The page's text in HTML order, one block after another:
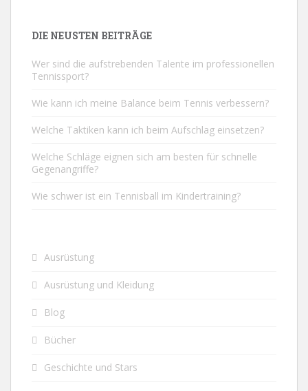
DIE NEUSTEN BEITRÄGE
Wer sind die aufstrebenden Talente im professionellen
Tennissport?
Wie kann ich meine Balance beim Tennis verbessern?
Welche Taktiken kann ich beim Aufschlag einsetzen?
Welche Schläge eignen sich am besten für schnelle
Gegenangriffe?
Wie schwer ist ein Tennisball im Kindertraining?
Ausrüstung
Ausrüstung und Kleidung
Blog
Bücher
Geschichte und Stars